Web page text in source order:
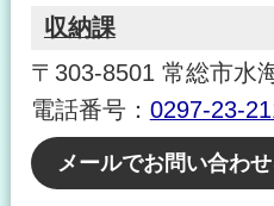
収納課
〒303-8501 常総市水
電話番号： 0297-23-
メールでお問い合わ